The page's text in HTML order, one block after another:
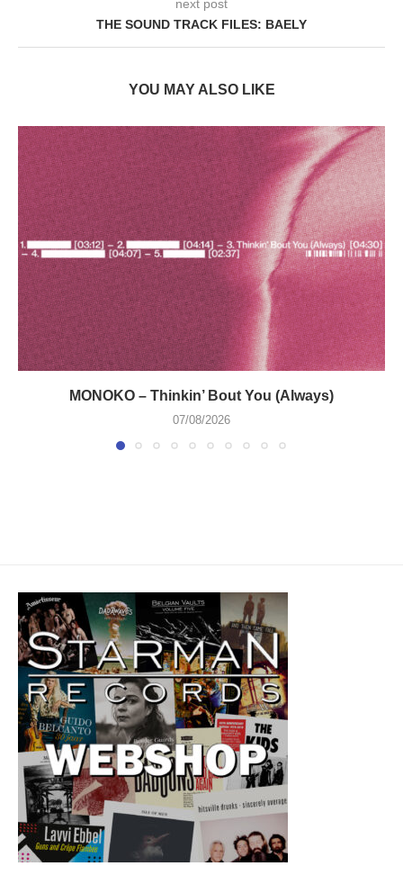
next post
THE SOUND TRACK FILES: BAELY
YOU MAY ALSO LIKE
MONOKO – Thinkin’ Bout You (Always)
07/08/2026